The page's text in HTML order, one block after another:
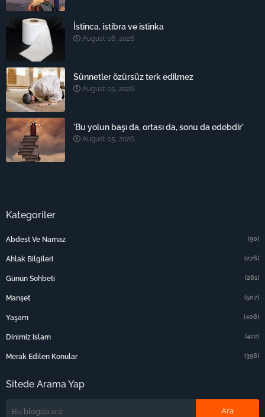
İstinca, istibra ve istinka
August 06, 2026
Sünnetler özürsüz terk edilmez
August 05, 2026
'Bu yolun başı da, ortası da, sonu da edebdir'
August 05, 2026
Kategoriler
Abdest Ve Namaz (90)
Ahlak Bilgileri (276)
Günün Sohbeti (281)
Manşet (507)
Yaşam (408)
Dinimiz Islam (422)
Merak Edilen Konular (398)
Sitede Arama Yap